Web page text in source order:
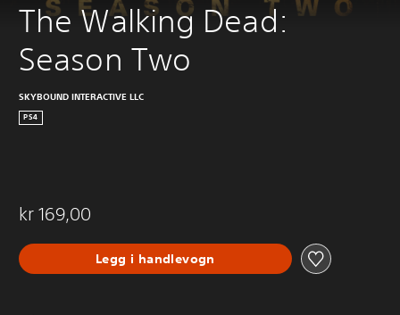
The Walking Dead:
Season Two
SKYBOUND INTERACTIVE LLC
PS4
kr 169,00
Legg i handlevogn